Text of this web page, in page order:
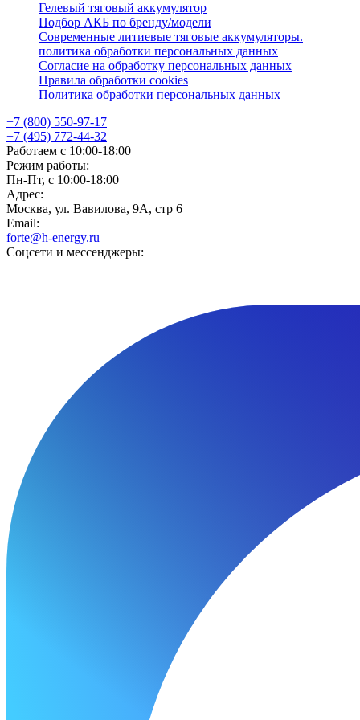
Гелевый тяговый аккумулятор
Подбор АКБ по бренду/модели
Современные литиевые тяговые аккумуляторы.
политика обработки персональных данных
Согласие на обработку персональных данных
Правила обработки cookies
Политика обработки персональных данных
+7 (800) 550-97-17
+7 (495) 772-44-32
Работаем с 10:00-18:00
Режим работы:
Пн-Пт, с 10:00-18:00
Адрес:
Москва, ул. Вавилова, 9А, стр 6
Email:
forte@h-energy.ru
Соцсети и мессенджеры: